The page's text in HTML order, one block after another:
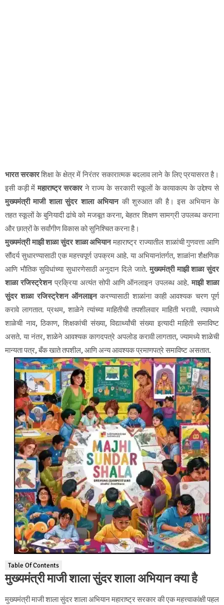
भारत सरकारशिक्षा के क्षेत्र में निरंतर सकारात्मक बदलाव लाने के लिए प्रयासरत है।
इसी कड़ी मेंमहाराष्ट्र सरकारने राज्य के सरकारी स्कूलों के कायाकल्प के उद्देश्य से
मुख्यमंत्री माजी शाला सुंदर शाला अभियानकी शुरुआत की है। इस अभियान के
तहत स्कूलों के बुनियादी ढांचे को मजबूत करना, बेहतर शिक्षण सामग्री उपलब्ध कराना
और छात्रों के सर्वांगीण विकास को सुनिश्चित करना है।
मुख्यमंत्री माझी शाळा सुंदर शाळा अभियानमहाराष्ट्र राज्यातील शाळांची गुणवत्ता आणि
सौंदर्य सुधारण्यासाठी एक महत्त्वपूर्ण उपक्रम आहे. या अभियानांतर्गत, शाळांना शैक्षणिक
आणि भौतिक सुविधांच्या सुधारणेसाठी अनुदान दिले जाते.मुख्यमंत्री माझी शाळा सुंदर
शाळा रजिस्ट्रेशनप्रक्रिया अत्यंत सोपी आणि ऑनलाइन उपलब्ध आहे.माझी शाळा
सुंदर शाळा रजिस्ट्रेशन ऑनलाइनकरण्यासाठी शाळांना काही आवश्यक चरण पूर्ण
करावे लागतात. प्रथम, शाळेने त्यांच्या माहितीची तपशीलवार माहिती भरावी. त्यामध्ये
शाळेची नाव, ठिकाण, शिक्षकांची संख्या, विद्यार्थ्यांची संख्या इत्यादी माहिती समाविष्ट
असते. या नंतर, शाळेने आवश्यक कागदपत्रे अपलोड करावी लागतात, ज्यामध्ये शाळेची
मान्यता पत्र, बँक खाते तपशील, आणि अन्य आवश्यक प्रमाणपत्रे समाविष्ट असतात.
Table Of Contents
मुख्यमंत्री माजी शाला सुंदर शाला अभियान क्या है
मुख्यमंत्री माजी शाला सुंदर शाला अभियान महाराष्ट्र सरकार की एक महत्त्वाकांक्षी पहल